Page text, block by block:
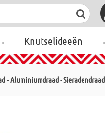
. Knutselideeën .
- Aluminiumdraad - Sieradendraad